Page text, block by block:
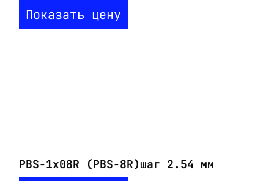
Показать цену
PBS-1x08R (PBS-8R)шаг 2.54 мм